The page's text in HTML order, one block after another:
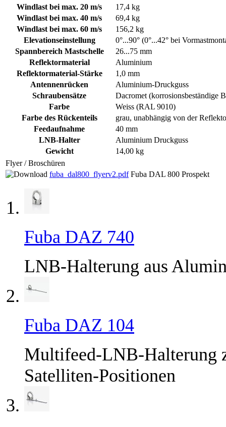
Windlast bei max. 20 m/s
17,4 kg
Windlast bei max. 40 m/s
69,4 kg
Windlast bei max. 60 m/s
156,2 kg
Elevationseinstellung
0°...90° (0°...42° bei
Spannbereich Mastschelle
26...75 mm
Reflektormaterial
Aluminium
Reflektormaterial-Stärke
1,0 mm
Antennenrücken
Aluminium-Druckguss
Schraubensätze
Dacromet (korrosionsbeständige
Farbe
Weiss (RAL 9010)
Farbe des Rückenteils
grau, unabhängig von der
Feedaufnahme
40 mm
LNB-Halter
Aluminium Druckguss
Gewicht
14,00 kg
Flyer / Broschüren
fuba_dal800_flyerv2.pdf Fuba DAL 800 Prospekt
Fuba DAZ 740
LNB-Halterung aus
Fuba DAZ 104
Multifeed-LNB-Halterung
Satelliten-Positionen